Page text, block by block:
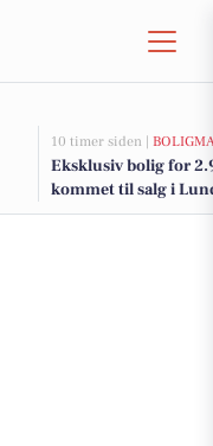
10 timer siden |
Eksklusiv bolig for
kommet til salg i
dyreste boliger her